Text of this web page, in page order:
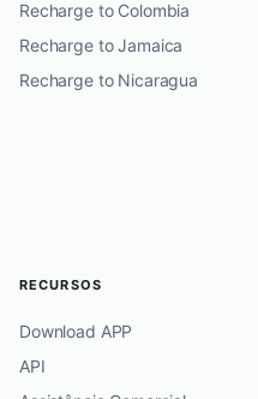
Recharge to Colombia
Recharge to Jamaica
Recharge to Nicaragua
RECURSOS
Download APP
API